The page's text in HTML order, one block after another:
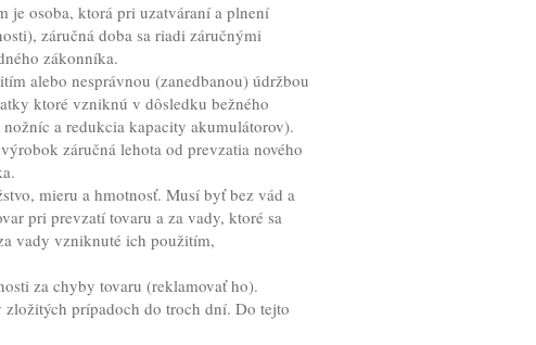
osoba, ktorá pri uzatváraní a plnení
záručná doba sa riadi záručnými
zákonníka.
alebo nesprávnou (zanedbanou) údržbou
ktoré vzniknú v dôsledku bežného
a redukcia kapacity akumulátorov).
záručná lehota od prevzatia nového
mieru a hmotnosť. Musí byť bez vád a
pri prevzatí tovaru a za vady, ktoré sa
vady vzniknuté ich použitím,
za chyby tovaru (reklamovať ho).
prípadoch do troch dní. Do tejto